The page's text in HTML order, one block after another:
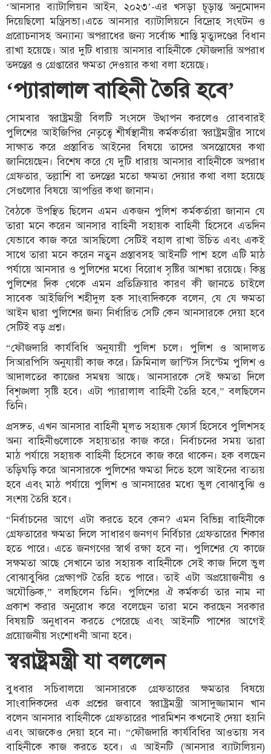
‘আনসার ব্যাটালিয়ন আইন, ২০২৩’-এর খসড়া চূড়ান্ত অনুমোদন
দিয়েছিলো মন্ত্রিসভা।এতে আনসার ব্যাটালিয়নে বিদ্রোহ সংঘটন ও
প্ররোচনাসহ অন্যান্য অপরাধের জন্য সর্বোচ্চ শাস্তি মৃত্যুদণ্ডের বিধান
রাখা হয়েছে। আর দুটি ধারায় আনসার বাহিনীকে ফৌজদারি অপরাধ
তদন্তের ও গ্রেপ্তারের ক্ষমতা দেওয়ার কথা বলা হয়েছে।
‘প্যারালাল বাহিনী তৈরি হবে’
সোমবার স্বরাষ্ট্রমন্ত্রী বিলটি সংসদে উত্থাপন করলেও রোববারই
পুলিশের আইজিপির নেতৃত্বে শীর্ষস্থানীয় কর্মকর্তারা স্বরাষ্ট্রমন্ত্রীর সাথে
সাক্ষাত করে প্রস্তাবিত আইনের বিষয়ে তাদের অসন্তোষের কথা
জানিয়েছেন। বিশেষ করে যে দুটি ধারায় আনসার বাহিনীকে অপরাধ
গ্রেফতার, তল্লাশি বা তদন্তের মতো ক্ষমতা দেয়ার কথা বলা হয়েছে
সেগুলোর বিষয়ে আপত্তির কথা জানান।
বৈঠকে উপস্থিত ছিলেন এমন একজন পুলিশ কর্মকর্তারা জানান যে
তারা মনে করেন আনসার বাহিনী সহায়ক বাহিনী হিসেবে এতদিন
যেভাবে কাজ করে আসছিলো সেটিই বহাল রাখা উচিত এবং একই
সাথে তারা মনে করেন নতুন প্রস্তাবসহ আইনটি পাশ হলে এটি মাঠ
পর্যায়ে আনসার ও পুলিশের মধ্যে বিরোধ সৃষ্টির আশঙ্কা রয়েছে। কিন্তু
পুলিশের দিক থেকে এমন প্রতিক্রিয়ার কারণ কী জানতে চাইলে
সাবেক আইজিপি শহীদুল হক সাংবাদিককে বলেন, যে যে ক্ষমতা
আইন দ্বারা পুলিশের জন্য নির্ধারিত সেটি কেন আনসারকে দেয়া হবে
সেটিই বড় প্রশ্ন।
“ফৌজদারি কার্যবিধি অনুযায়ী পুলিশ চলে। পুলিশ ও আদালত
সিআরপিসি অনুযায়ী কাজ করে। ক্রিমিনাল জাস্টিস সিস্টেম পুলিশ ও
আদালতের কাজের সমন্বয় আছে। আনসারকে সেই ক্ষমতা দিলে
বিশৃঙ্খলা সৃষ্টি হবে। এটা প্যারালাল বাহিনী তৈরি হবে,” বলছিলেন
তিনি।
প্রসঙ্গত, এখন আনসার বাহিনী মূলত সহায়ক ফোর্স হিসেবে পুলিশসহ
অন্য বাহিনীগুলোকে সহায়তার কাজ করে। নির্বাচনের সময় তারা
মাঠ পর্যায়ে সহায়ক বাহিনী হিসেবে কাজ করে থাকেন। হক বলছেন
তড়িঘড়ি করে আনসারকে পুলিশের ক্ষমতা দিতে হলে আইনের ব্যত্যয়
হবে এবং মাঠ পর্যায়ে পুলিশ ও আনসারের মধ্যে ভুল বোঝাবুঝি ও
সংশয় তৈরি হবে।
“নির্বাচনের আগে এটা করতে হবে কেন? এমন বিভিন্ন বাহিনীকে
গ্রেফতারের ক্ষমতা দিলে সাধারণ জনগণ নির্বিচার গ্রেফতারের শিকার
হতে পারে। এতে জনগণের স্বার্থ রক্ষা হবে না। পুলিশের যে কাজে
সক্ষমতা আছে সেখানে তার সহায়ক বাহিনীকে সেই কাজ দিলে ভুল
বোঝাবুঝির প্রেক্ষাপট তৈরি হতে পারে। তাই এটা অপ্রয়োজনীয় ও
অযৌক্তিক,” বলছিলেন তিনি। পুলিশের ঐ কর্মকর্তা তার নাম না
প্রকাশ করার অনুরোধ করে বলেছেন তারা মনে করছেন সরকার
বিষয়টি অনুধাবন করতে পেরেছে এবং আইনটি পাশের আগেই
প্রয়োজনীয় সংশোধনী আনা হবে।
স্বরাষ্ট্রমন্ত্রী যা বললেন
বুধবার সচিবালয়ে আনসারকে গ্রেফতারের ক্ষমতার বিষয়ে
সাংবাদিকদের এক প্রশ্নের জবাবে স্বরাষ্ট্রমন্ত্রী আসাদুজ্জামান খান
বলেন আনসার বাহিনীকে গ্রেফতারের পারমিশন কখনোই দেয়া হয়নি
এবং আজকেও দেয়া হবে না। “ফৌজদারি কার্যবিধির আওতায় সব
বাহিনীকে কাজ করতে হবে। এ আইনটি (আনসার ব্যাটালিয়ন)